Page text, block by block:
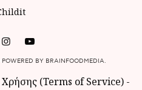
BY BRAINFOODMEDIA.
Χρήσης (Terms of Service)-